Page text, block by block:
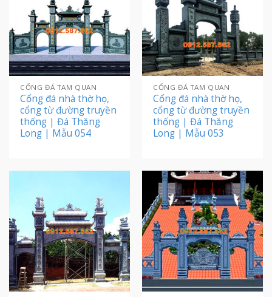
CỔNG ĐÁ TAM QUAN
Cổng đá nhà thờ họ,
cổng từ đường truyền
thống | Đá Thăng
Long | Mẫu 054
CỔNG ĐÁ TAM QUAN
Cổng đá nhà thờ họ,
cổng từ đường truyền
thống | Đá Thăng
Long | Mẫu 053